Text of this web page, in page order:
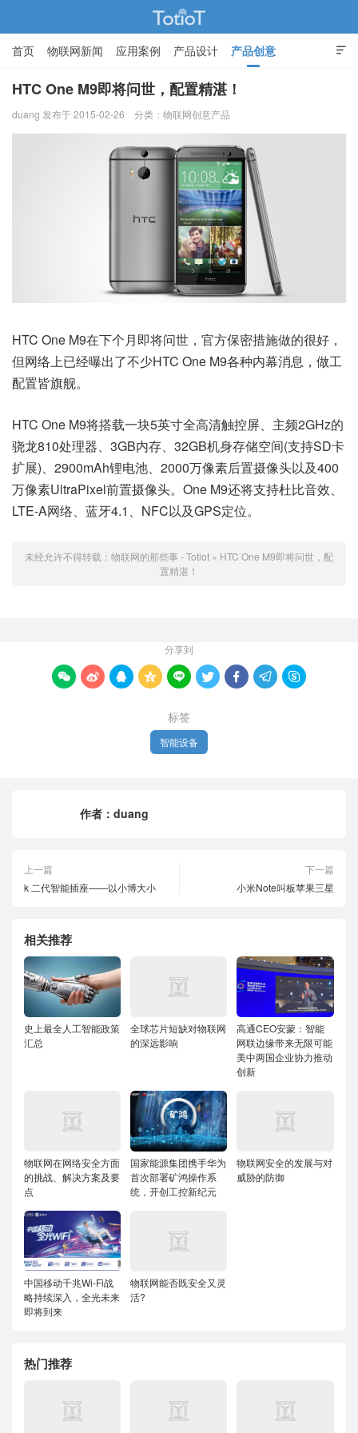
物联网的那些事 - Totiot

首页 物联网新闻 应用案例 产品设计 产品创意
智能家居
HTC One M9即将问世，配置精湛！
duang 发布于 2015-02-26 分类： 物联网创意产品
HTC One M9在下个月即将问世，官方保密措施做的很好，
但网络上已经曝出了不少HTC One M9各种内幕消息，做工
配置皆旗舰。
HTC One M9将搭载一块5英寸全高清触控屏、主频2GHz的
骁龙810处理器、3GB内存、32GB机身存储空间(支持SD卡
扩展)、2900mAh锂电池、2000万像素后置摄像头以及400
万像素UltraPixel前置摄像头。One M9还将支持杜比音效、
LTE-A网络、蓝牙4.1、NFC以及GPS定位。
未经允许不得转载： 物联网的那些事 - Totiot » HTC One M9即将问世，配
置精湛！
分享到
        
标签
智能设备
作者： duang
上一篇
k 二代智能插座——以小博大小
下一篇
小米Note叫板苹果三星
相关推荐
史上最全人工智能政策
汇总
全球芯片短缺对物联网
的深远影响
高通CEO安蒙：智能
网联边缘带来无限可能
美中两国企业协力推动
创新
物联网在网络安全方面
的挑战、解决方案及要
点
国家能源集团携手华为
首次部署矿鸿操作系
统，开创工控新纪元
物联网安全的发展与对
威胁的防御
中国移动千兆Wi-Fi战
略持续深入，全光未来
即将到来
物联网能否既安全又灵
活?
热门推荐